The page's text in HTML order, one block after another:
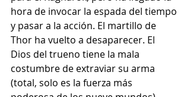
hora de invocar la espada del tiempo
y pasar a la acción. El martillo de
Thor ha vuelto a desaparecer. El
Dios del trueno tiene la mala
costumbre de extraviar su arma
(total, solo es la fuerza más